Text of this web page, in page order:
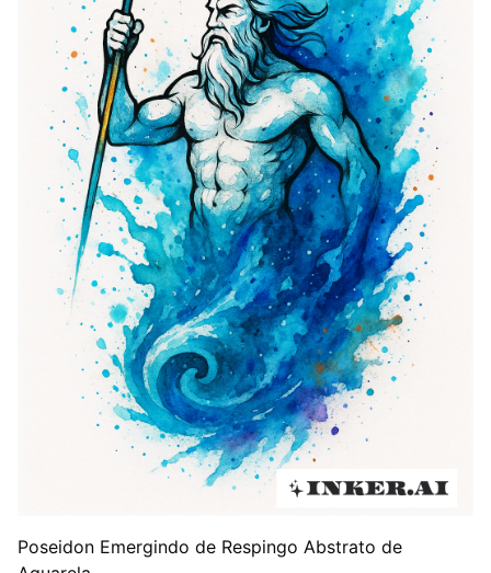
Poseidon Emergindo de Respingo Abstrato de